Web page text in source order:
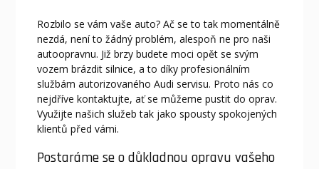
Rozbilo se vám vaše auto? Ač se to tak momentálně
nezdá, není to žádný problém, alespoň ne pro naši
autoopravnu. Již brzy budete moci opět se svým
vozem brázdit silnice, a to díky profesionálním
službám autorizovaného Audi servisu. Proto nás co
nejdříve kontaktujte, ať se můžeme pustit do oprav.
Využijte našich služeb tak jako spousty spokojených
klientů před vámi.
Postaráme se o důkladnou opravu vašeho